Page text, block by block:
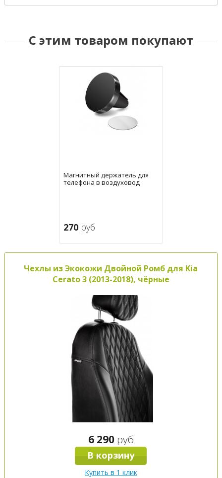
С этим товаром покупают
Магнитный держатель для
телефона в воздуховод
270 руб
Чехлы из Экокожи Двойной Ромб для Kia
Cerato 3 (2013-2018), чёрные
6 290 руб
В корзину
Купить в 1 клик